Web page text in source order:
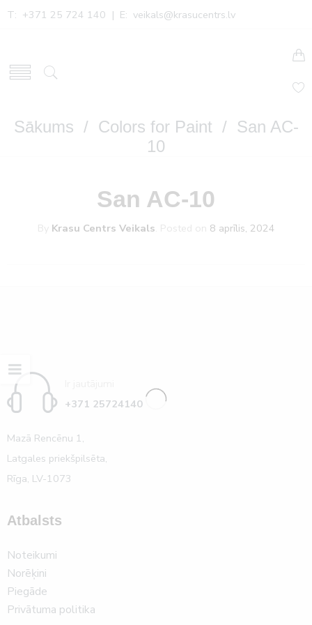
T: +371 25 724 140 | E: veikals@krasucentrs.lv
Sākums / Colors for Paint / San AC-
10
San AC-10
By Krasu Centrs Veikals Posted on 8 aprīlis, 2024
+371 25724140
Mazā Rencēnu 1,
Latgales priekšpilsēta,
Rīga, LV-1073
Atbalsts
Noteikumi
Norēķini
Piegāde
Privātuma politika